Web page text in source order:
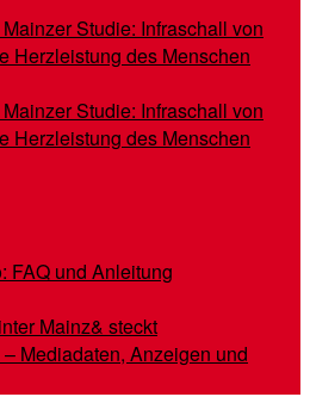
Studie: Infraschall von
Herzleistung des Menschen
Studie: Infraschall von
Herzleistung des Menschen
FAQ und Anleitung
Mainz& steckt
Mediadaten, Anzeigen und